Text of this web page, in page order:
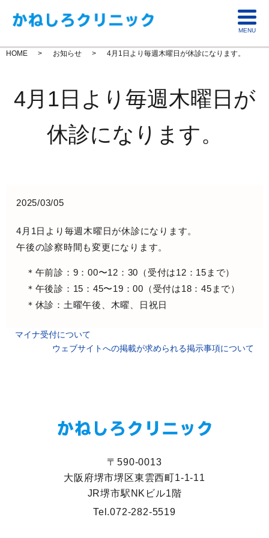
MENU
HOME お知らせ 4月1日より毎週木曜日が休診になります。
4月1日より毎週木曜日が
休診になります。
2025/03/05
4月1日より毎週木曜日が休診になります。
午後の診察時間も変更になります。
＊午前診：9：00〜12：30（受付は12：15まで）
＊午後診：15：45〜19：00（受付は18：45まで）
＊休診：土曜午後、木曜、日祝日
マイナ受付について
ウェブサイトへの掲載が求められる掲示事項について
〒590-0013
大阪府堺市堺区東雲西町1-1-11
JR堺市駅NKビル1階
Tel.072-282-5519